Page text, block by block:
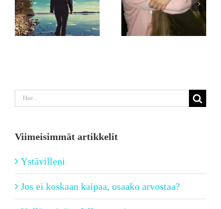
Etsi
Viimeisimmät artikkelit
Ystävilleni
Jos ei koskaan kaipaa, osaako arvostaa?